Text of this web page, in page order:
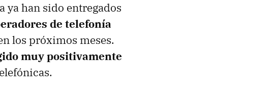
ya han sido entregados
de telefonía
los próximos meses.
muy positivamente